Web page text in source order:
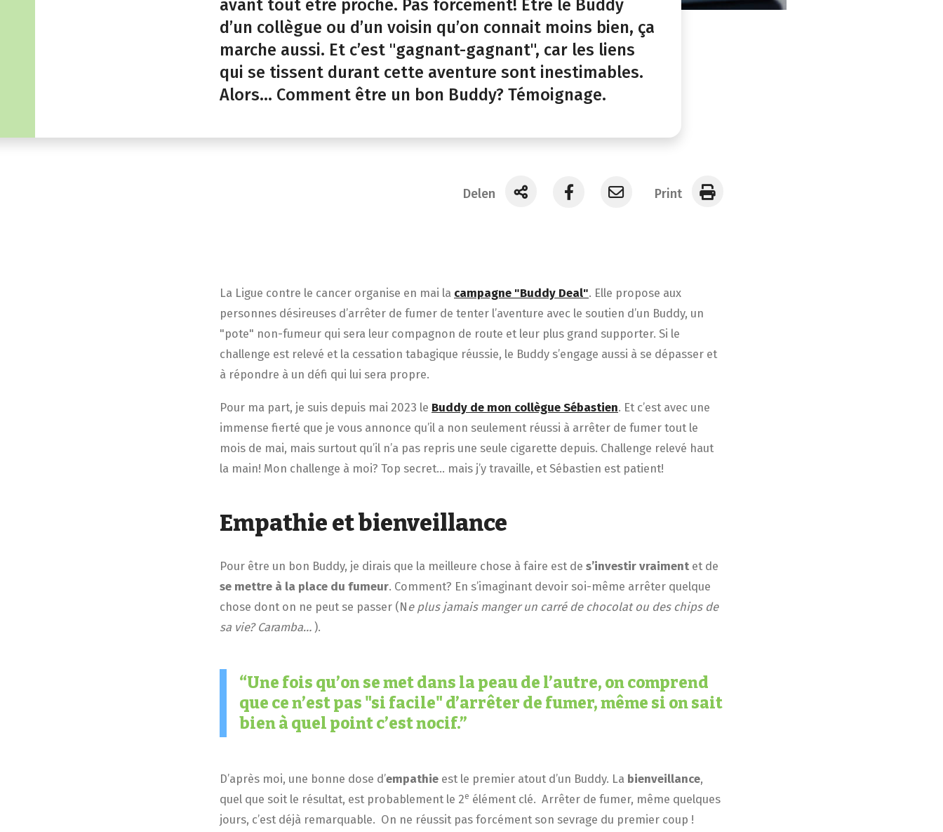
avant tout être proche. Pas forcément! Être le Buddy
d’un collègue ou d’un voisin qu’on connait moins bien, ça
marche aussi. Et c’est "gagnant-gagnant", car les liens
qui se tissent durant cette aventure sont inestimables.
Alors… Comment être un bon Buddy? Témoignage.
Delen Print
La Ligue contre le cancer organise en mai la campagne "Buddy Deal". Elle propose aux
personnes désireuses d’arrêter de fumer de tenter l’aventure avec le soutien d’un Buddy, un
"pote" non-fumeur qui sera leur compagnon de route et leur plus grand supporter. Si le
challenge est relevé et la cessation tabagique réussie, le Buddy s’engage aussi à se dépasser et
à répondre à un défi qui lui sera propre.
Pour ma part, je suis depuis mai 2023 le Buddy de mon collègue Sébastien. Et c’est avec une
immense fierté que je vous annonce qu’il a non seulement réussi à arrêter de fumer tout le
mois de mai, mais surtout qu’il n’a pas repris une seule cigarette depuis. Challenge relevé haut
la main! Mon challenge à moi? Top secret… mais j’y travaille, et Sébastien est patient!
Empathie et bienveillance
Pour être un bon Buddy, je dirais que la meilleure chose à faire est de s’investir vraiment et de
se mettre à la place du fumeur. Comment? En s’imaginant devoir soi-même arrêter quelque
chose dont on ne peut se passer (N e plus jamais manger un carré de chocolat ou des chips de
sa vie? Caramba… ).
Une fois qu’on se met dans la peau de l’autre, on comprend
que ce n’est pas "si facile" d’arrêter de fumer, même si on sait
bien à quel point c’est nocif.
D’après moi, une bonne dose d’empathie est le premier atout d’un Buddy. La bienveillance,
quel que soit le résultat, est probablement le 2e élément clé. Arrêter de fumer, même quelques
jours, c’est déjà remarquable. On ne réussit pas forcément son sevrage du premier coup !